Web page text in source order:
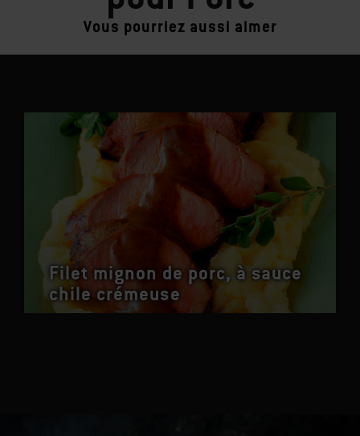
Vous pourriez aussi aimer
Filet mignon de porc, à sauce
chile crémeuse